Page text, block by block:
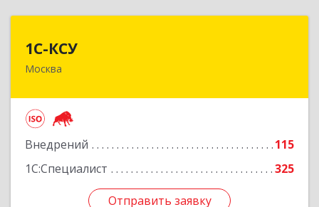
1С-КСУ
Москва
Внедрений
115
1С:Специалист
325
Отправить заявку
129090, Москва г, вн.тер.г. муниципальный
Подробнее
Отправить заявку